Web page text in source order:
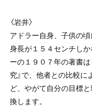
〈岩井〉
アドラー自身、子供の
身長が１５４センチし
ーの１９０７年の著書
究』で、他者との比較
ど、やがて自分の目標
換します。